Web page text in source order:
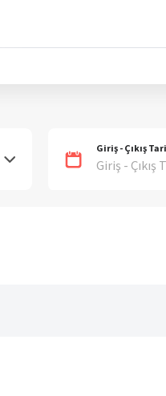
Giriş - Çıkış
Giriş - Çıkış